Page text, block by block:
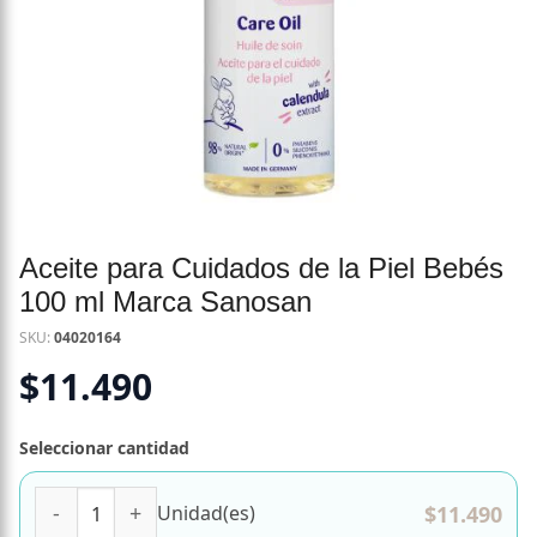
Aceite para Cuidados de la Piel Bebés
100 ml Marca Sanosan
SKU:04020164
$11.490
Seleccionar cantidad
Unidad(es) $11.490